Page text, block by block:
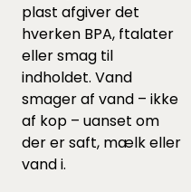
plast afgiver det
hverken BPA, ftalater
eller smag til
indholdet. Vand
smager af vand – ikke
af kop – uanset om
der er saft, mælk eller
vand i.